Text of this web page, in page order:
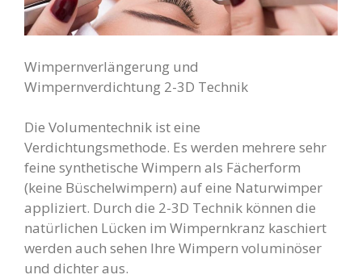
Wimpernverlängerung und
Wimpernverdichtung 2-3D Technik
Die Volumentechnik ist eine
Verdichtungsmethode. Es werden mehrere sehr
feine synthetische Wimpern als Fächerform
(keine Büschelwimpern) auf eine Naturwimper
appliziert. Durch die 2-3D Technik können die
natürlichen Lücken im Wimpernkranz kaschiert
werden auch sehen Ihre Wimpern voluminöser
und dichter aus.